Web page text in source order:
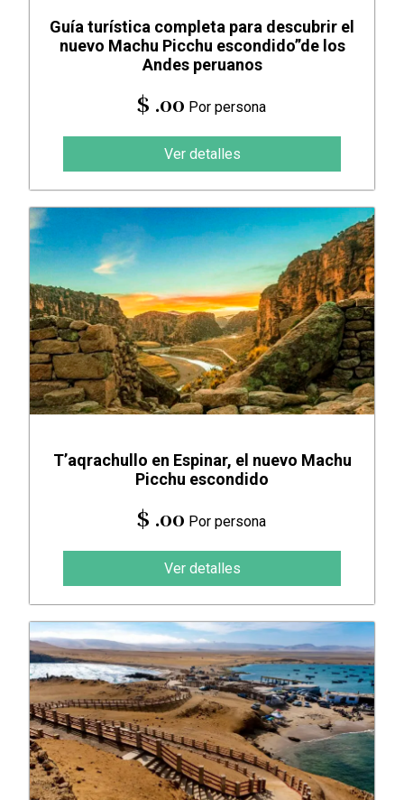
Guía turística completa para descubrir el
nuevo Machu Picchu escondido”de los
Andes peruanos
$ .00 Por persona
Ver detalles
T’aqrachullo en Espinar, el nuevo Machu
Picchu escondido
$ .00 Por persona
Ver detalles